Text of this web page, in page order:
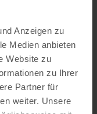
Anzeigen zu
Medien anbieten
Website zu
zu Ihrer
Partner für
weiter. Unsere